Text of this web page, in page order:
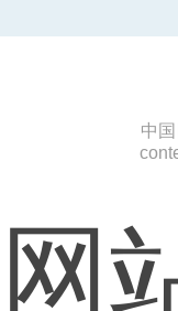
中
网